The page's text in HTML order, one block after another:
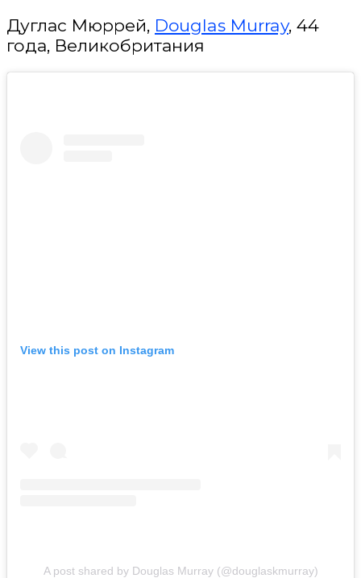
Дуглас Мюррей, Douglas Murray, 44
года, Великобритания
View this post on Instagram
A post shared by Douglas Murray (@douglaskmurray)